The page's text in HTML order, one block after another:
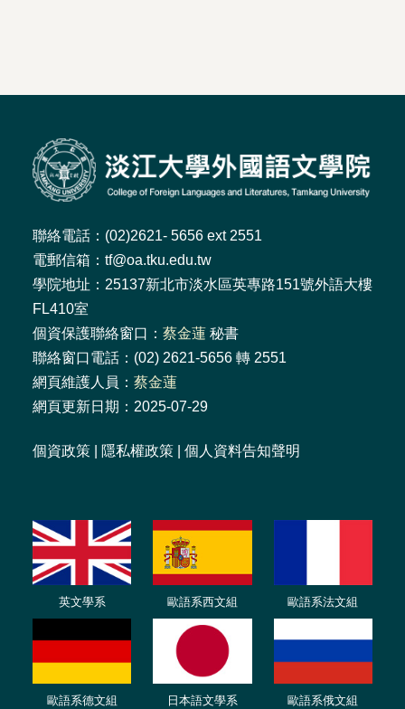
聯絡電話：(02)2621- 5656 ext 2551
電郵信箱：tf@oa.tku.edu.tw
學院地址：25137新北市淡水區英專路151號外語大樓
FL410室
個資保護聯絡窗口： 蔡金蓮 秘書
聯絡窗口電話：(02) 2621-5656 轉 2551
網頁維護人員： 蔡金蓮
網頁更新日期：2025-07-29
個資政策 隱私權政策 個人資料告知聲明
英文學系 歐語系西文組 歐語系法文組
歐語系德文組 日本語文學系 歐語系俄文組